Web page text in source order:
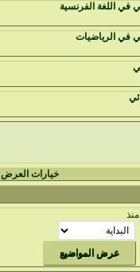
في اللغة الفرنسية
في الرياضيات
خيارات العرض
منذ